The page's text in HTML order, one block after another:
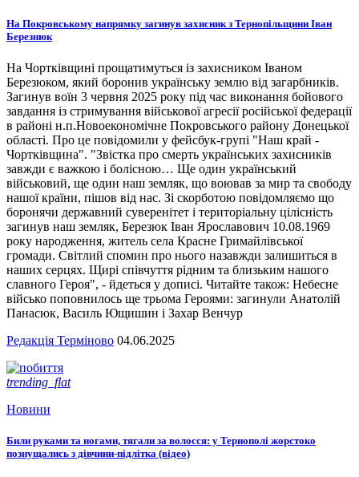
На Покровському напрямку загинув захисник з Тернопільщини Іван
Березнюк
На Чортківщині прощатимуться із захисником Іваном
Березюком, який боронив українську землю від загарбників.
Загинув воїн 3 червня 2025 року під час виконання бойового
завдання із стримування військової агресії російської федерації
в районі н.п.Новоекономічне Покровського району Донецької
області. Про це повідомили у фейсбук-групі "Наш край -
Чортківщина". "Звістка про смерть українських захисників
завжди є важкою і болісною… Ще один український
військовий, ще один наш земляк, що воював за мир та свободу
нашої країни, пішов від нас. Зі скорботою повідомляємо що
боронячи державний суверенітет і територіальну цілісність
загинув наш земляк, Березюк Іван Ярославович 10.08.1969
року народження, житель села Красне Гримайлівської
громади. Світлий спомин про нього назавжди залишиться в
наших серцях. Щирі співчуття рідним та близьким нашого
славного Героя", - йдеться у дописі. Читайте також: Небесне
військо поповнилось ще трьома Героями: загинули Анатолій
Панасюк, Василь Ющишин і Захар Венчур
Редакція Терміново 04.06.2025
trending_flat
Новини
Били руками та ногами, тягали за волосся: у Тернополі жорстоко
познущались з дівчини-підлітка (відео)